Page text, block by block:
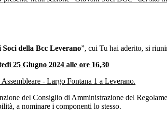
della Bcc Leverano”, cui Tu hai aderito, si
25 Giugno 2024 alle ore 16,30
Assembleare - Largo Fontana 1 a Leverano.
del Consiglio di Amministrazione del
a nominare i componenti lo stesso.